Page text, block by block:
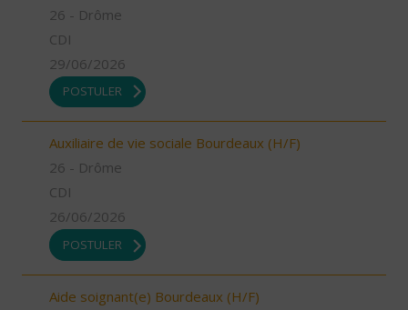
26 - Drôme
CDI
29/06/2026
POSTULER
Auxiliaire de vie sociale Bourdeaux (H/F)
26 - Drôme
CDI
26/06/2026
POSTULER
Aide soignant(e) Bourdeaux (H/F)